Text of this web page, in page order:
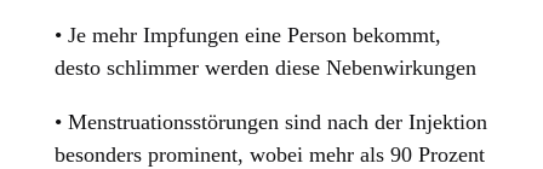
• Je mehr Impfungen eine Person bekommt,
desto schlimmer werden diese Nebenwirkungen
• Menstruationsstörungen sind nach der Injektion
besonders prominent, wobei mehr als 90 Prozent